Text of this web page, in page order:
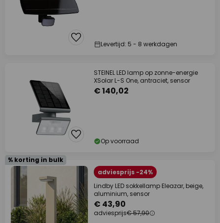
Levertijd: 5 - 8 werkdagen
STEINEL LED lamp op zonne-energie
XSolar L-S One, antraciet, sensor
€ 140,02
Op voorraad
% korting in bulk
adviesprijs -24%
Lindby LED sokkellamp Eleazar, beige,
aluminium, sensor
€ 43,90
adviesprijs€ 57,90